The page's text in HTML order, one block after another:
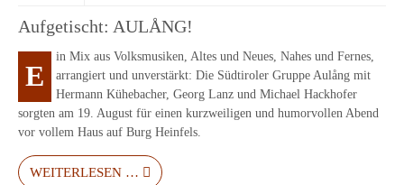
Aufgetischt: AULÅNG!
E
in Mix aus Volksmusiken, Altes und Neues, Nahes und Fernes,
arrangiert und unverstärkt: Die Südtiroler Gruppe Aulång mit
Hermann Kühebacher, Georg Lanz und Michael Hackhofer
sorgten am 19. August für einen kurzweiligen und humorvollen Abend
vor vollem Haus auf Burg Heinfels.
WEITERLESEN …